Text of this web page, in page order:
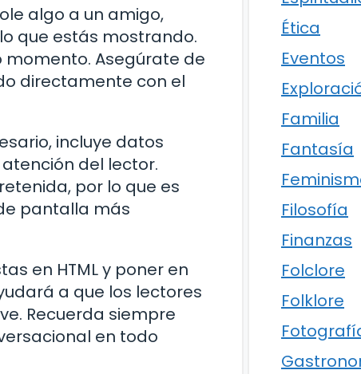
algo a un amigo,
que estás mostrando.
Asegúrate de
directamente con el
incluye datos
del lector.
por lo que es
pantalla más
en HTML y poner en
a que los lectores
Recuerda siempre
en todo
Ética
Eventos
Familia
Fantasía
Filosofía
Finanzas
Folclore
Folklore